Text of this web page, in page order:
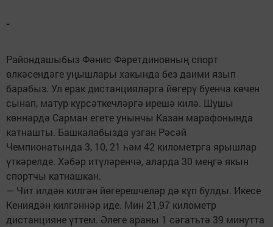
-
Райондашыбыз Фәнис Фәретдиновның спорт
өлкәсендәге уңышлары хакында без даими язып
барабыз. Ул ерак дистанцияләргә йөгерү буенча көчен
сынап, матур күрсәткечләргә ирешә килә. Шушы
көннәрдә Сарман егете унынчы Казан марафонында
катнашты. Башкалабызда узган Рәсәй
Чемпионатында 3, 10, 21 һәм 42 километрга ярышлар
үткәрелде. Хәбәр итүләренчә, аларда 30 меңгә якын
спортчы катнашкан.
— Чит илдән килгән йөгерешчеләр дә күп булды. Икесе
Кениядән килгәннәр иде. Мин 21,97 километр
дистанцияне үттем. Әлеге араны 1 сәгатьтә 39 минутта